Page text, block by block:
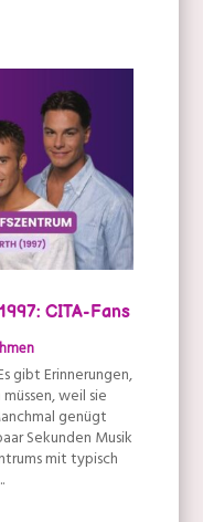
CITA-Fans
gibt Erinnerungen,
weil sie
genügt
Sekunden Musik
mit typisch